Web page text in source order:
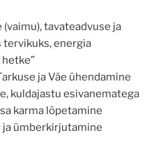
tavateadvuse ja
energia
ja Väe ühendamine
kuldajastu esivanematega
karma lõpetamine
ümberkirjutamine